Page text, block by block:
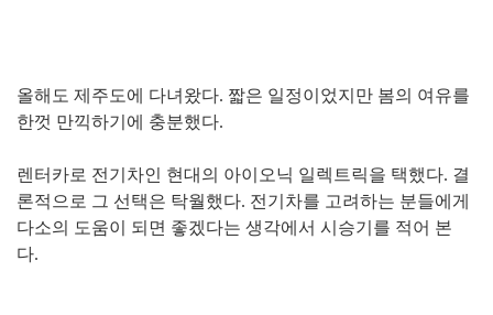
올해도 제주도에 다녀왔다. 짧은 일정이었지만 봄의 여유를
한껏 만끽하기에 충분했다.
렌터카로 전기차인 현대의 아이오닉 일렉트릭을 택했다. 결
론적으로 그 선택은 탁월했다. 전기차를 고려하는 분들에게
다소의 도움이 되면 좋겠다는 생각에서 시승기를 적어 본
다.